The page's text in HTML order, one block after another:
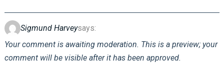
Sigmund Harveysays:
Your comment is awaiting moderation. This is a preview; your
comment will be visible after it has been approved.